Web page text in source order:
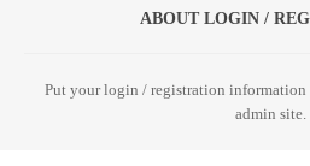
ABOUT LOGIN /
Put your login / registration information
admin site.